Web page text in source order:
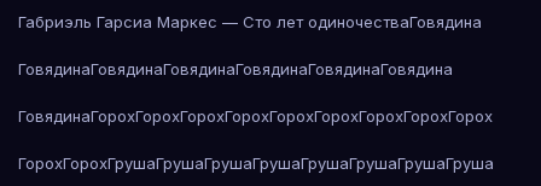
Габриэль Гарсиа Маркес — Сто лет одиночестваГовядина
ГовядинаГовядинаГовядинаГовядинаГовядинаГовядина
ГовядинаГорохГорохГорохГорохГорохГорохГорохГорохГорох
ГорохГорохГрушаГрушаГрушаГрушаГрушаГрушаГрушаГруша